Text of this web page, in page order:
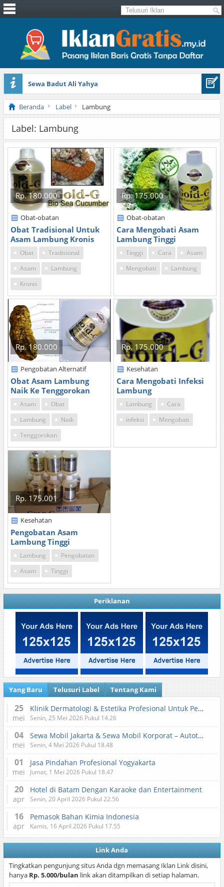
Sewa Badut Ali Yahya
Honda Brio 1.3 E AT CBU 2012 Putih
Beranda Label Lambung
Label: Lambung
Rp. 180.000
Obat-obatan
Obat Tradisional Untuk
Asam Lambung Kronis
Obat
Tradisional
Asam
Lambung
Kronis
Rp. 175.000
Obat-obatan
Cara Mengobati Asam
Lambung Tinggi
Tinggi Cara
Asam
Mengobati
Lambung
Rp. 180.000
Pengobatan Alternatif
Obat Asam Lambung
Naik Ke Tenggorokan
Asam
Obat
Lambung
Naik
Tenggorokan
Rp. 175.000
Kesehatan
Cara Mengobati Infeksi
Lambung
Lambung
Cara
infeksi
Mengobati
Rp. 175.001
Kesehatan
Pengobatan Asam
Lambung Tinggi
Lambung
Pengobatan
Asam
Tinggi
Periklanan
Yang Baru Telusuri Label Tentang Kami
25
mei
Klinik Dermatologi & Estetika Profesional Untuk Perawatan Kulit dan Kecantikan
Senin, 25 Mei 2026 Pukul 14.26
04
mei
Sewa Mobil Jakarta & Sewa Mobil Korporat – Autotranz Indonesia
Senin, 4 Mei 2026 Pukul 18.48
01
mei
Jasa Pindahan Profesional Yogyakarta
Jumat, 1 Mei 2026 Pukul 18.47
20
apr
Hotel di Batam Dengan Karaoke dan Entertainment
Senin, 20 April 2026 Pukul 22.56
16
apr
Pemasok Bahan Kimia Indonesia
Kamis, 16 April 2026 Pukul 17.55
Link Anda
Tingkatkan pengunjung situs Anda dgn memasang Iklan Link disini,
hanya Rp. 5.000/bulan link akan ditampilkan di setiap halaman.